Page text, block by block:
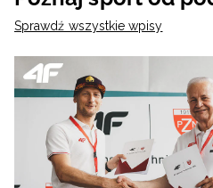
Sprawdź wszystkie wpisy